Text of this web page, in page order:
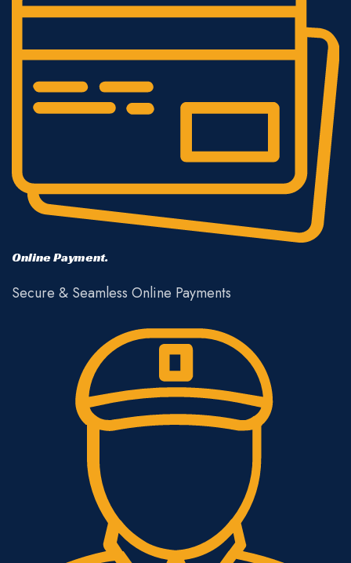
Online Payment.
Secure & Seamless Online Payments